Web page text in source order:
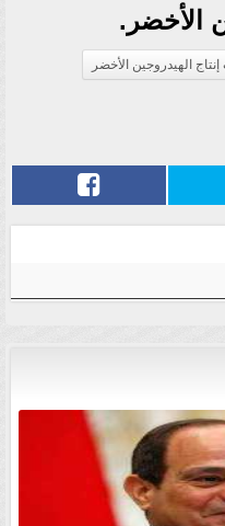
الأخضر.
الهيدروجين الأخضر